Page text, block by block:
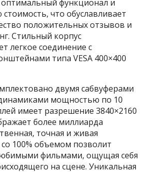
оптимальный функционал и
что обуславливает
положительных отзывов и
Стильный корпус
легкое соединение с
типа VESA 400×400
двумя сабвуферами
мощностью по 10
имеет разрешение 3840×2160
более миллиарда
точная и живая
100% объемом позволит
фильмами, ощущая себя
на сцене. Уникальная